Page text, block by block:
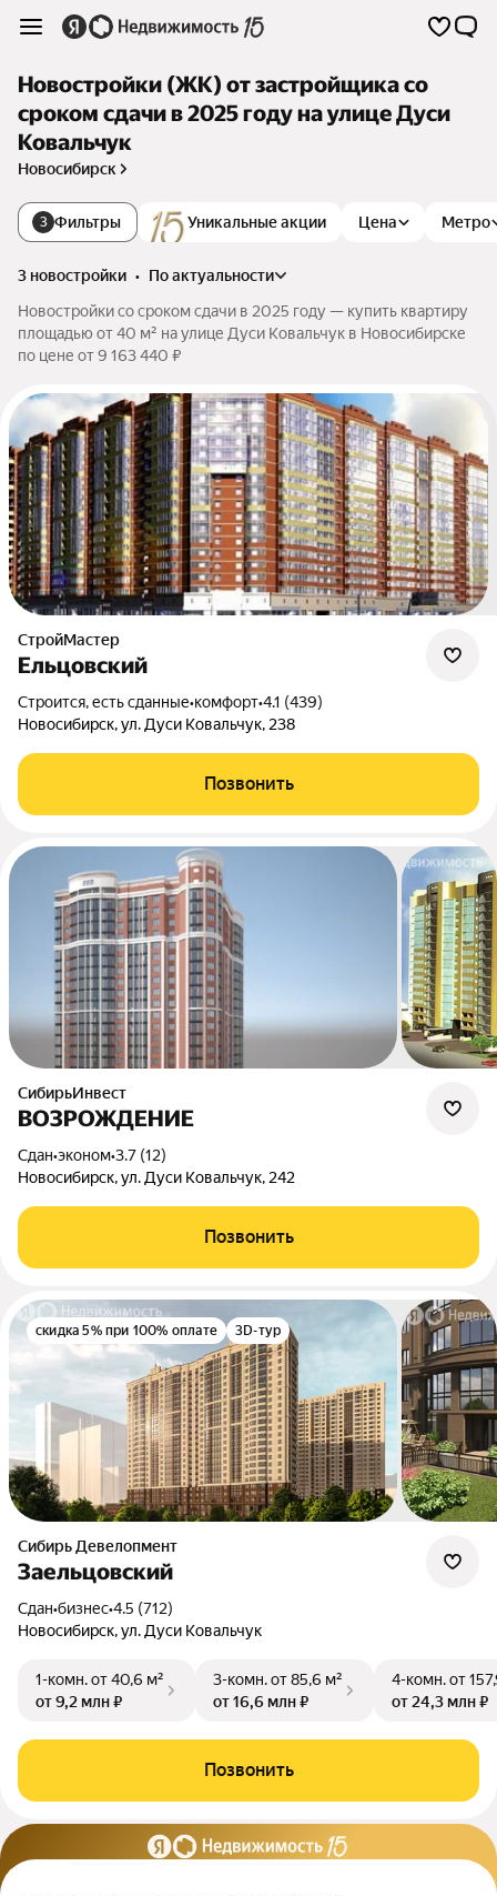
Новостройки (ЖК) от застройщика со
сроком сдачи в 2025 году на улице Дуси
Ковальчук
Новосибирск
3 Фильтры Уникальные акции Цена Метро
3 новостройки •
по актуальности
Новостройки со сроком сдачи в 2025 году — купить квартиру
площадью от 40 м² на улице Дуси Ковальчук в Новосибирске
по цене от 9 163 440 ₽
СтройМастер
Ельцовский
Строится, есть сданные•комфорт•4.1 (439)
Новосибирск, ул. Дуси Ковальчук, 238
Позвонить
СибирьИнвест
ВОЗРОЖДЕНИЕ
Сдан•эконом•3.7 (12)
Новосибирск, ул. Дуси Ковальчук, 242
Позвонить
скидка 5% при 100% оплате 3D-тур
Сибирь Девелопмент
Заельцовский
Сдан•бизнес•4.5 (712)
Новосибирск, ул. Дуси Ковальчук
1-комн.от 40,6 м²
от 9,2 млн ₽
3-комн.от 85,6 м²
от 16,6 млн ₽
4-комн.от
от 24,3 млн ₽
Позвонить